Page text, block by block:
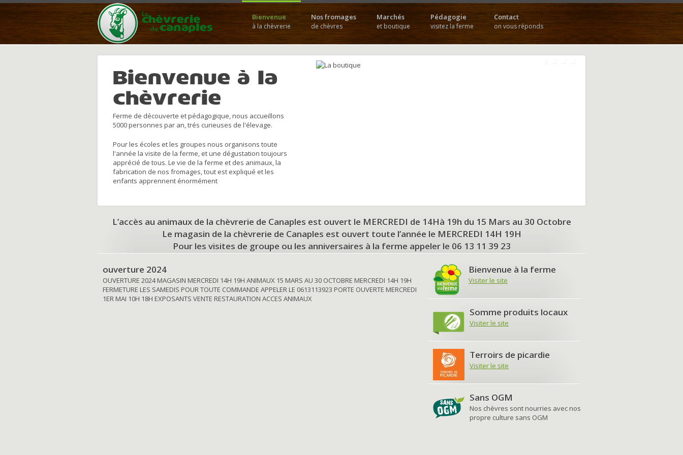
Bienvenue
à la chèvrerie
Nos fromages
de chèvres
Marchés
et boutique
Pédagogie
visitez la ferme
Contact
on vous réponds
Bienvenue à la
chèvrerie
Ferme de découverte et pédagogique, nous accueillons
5000 personnes par an, trés curieuses de l'élevage.
Pour les écoles et les groupes nous organisons toute
l'année la visite de la ferme, et une dégustation toujours
apprécié de tous. Le vie de la ferme et des animaux, la
fabrication de nos fromages, tout est expliqué et les
enfants apprennent énormément
L’accès au animaux de la chèvrerie de Canaples est ouvert le MERCREDI de 14Hà 19h du 15 Mars au 30 Octobre
Le magasin de la chèvrerie de Canaples est ouvert toute l’année le MERCREDI 14H 19H
Pour les visites de groupe ou les anniversaires à la ferme appeler le 06 13 11 39 23
ouverture 2024
OUVERTURE 2024 MAGASIN MERCREDI 14H 19H ANIMAUX 15 MARS AU 30 OCTOBRE MERCREDI 14H 19H
FERMETURE LES SAMEDIS POUR TOUTE COMMANDE APPELER LE 0613113923 PORTE OUVERTE MERCREDI
1ER MAI 10H 18H EXPOSANTS VENTE RESTAURATION ACCES ANIMAUX
Bienvenue à la ferme
Visiter le site
Somme produits locaux
Visiter le site
Terroirs de picardie
Visiter le site
Sans OGM
Nos chèvres sont nourries avec nos
propre culture sans OGM